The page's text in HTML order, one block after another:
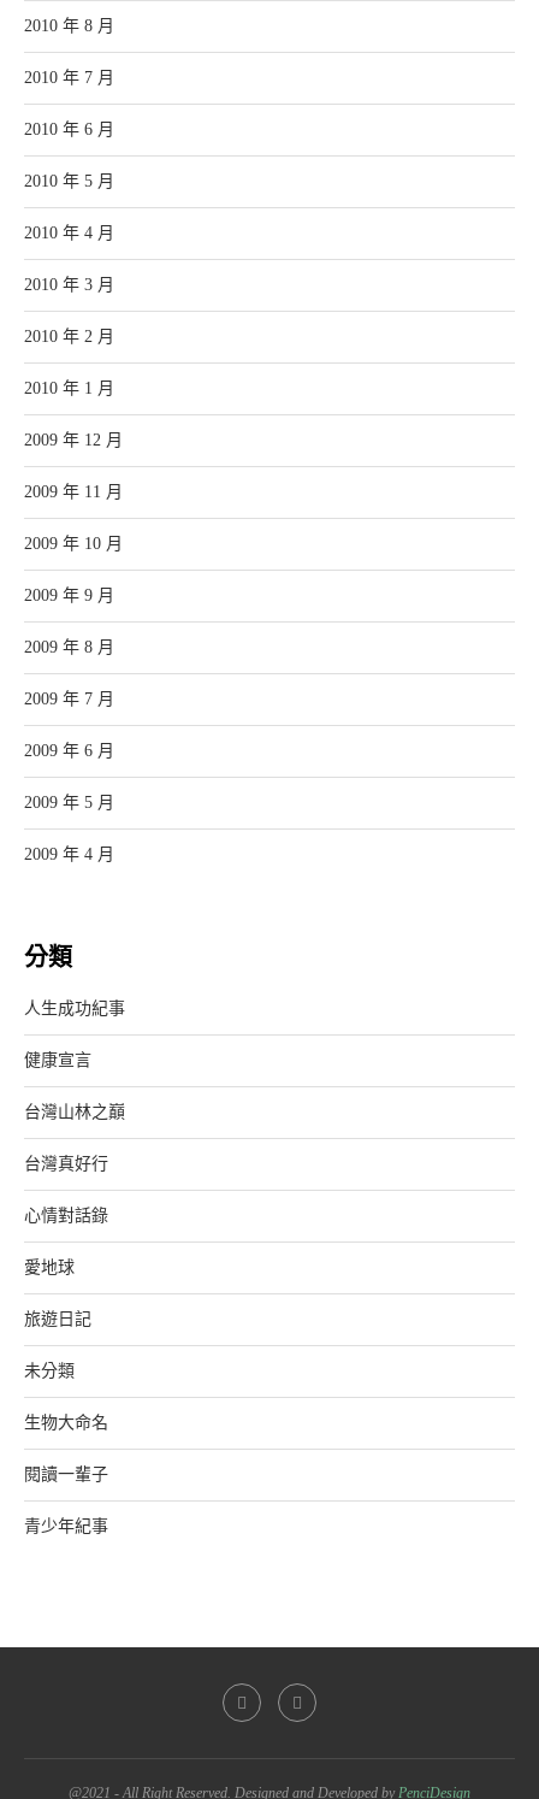
2010 年 8 月
2010 年 7 月
2010 年 6 月
2010 年 5 月
2010 年 4 月
2010 年 3 月
2010 年 2 月
2010 年 1 月
2009 年 12 月
2009 年 11 月
2009 年 10 月
2009 年 9 月
2009 年 8 月
2009 年 7 月
2009 年 6 月
2009 年 5 月
2009 年 4 月
分類
人生成功紀事
健康宣言
台灣山林之巔
台灣真好行
心情對話錄
愛地球
旅遊日記
未分類
生物大命名
閱讀一輩子
青少年紀事
@2021 - All Right Reserved. Designed and Developed byPenciDesign